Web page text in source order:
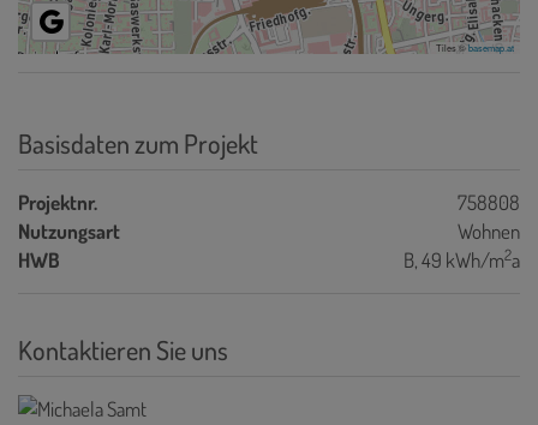
Tiles ©basemap.at
Basisdaten zum Projekt
Projektnr.
758808
Nutzungsart
Wohnen
HWB
B, 49 kWh/m2a
Kontaktieren Sie uns